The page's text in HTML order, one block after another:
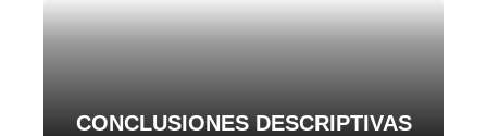
CONCLUSIONES DESCRIPTIVAS